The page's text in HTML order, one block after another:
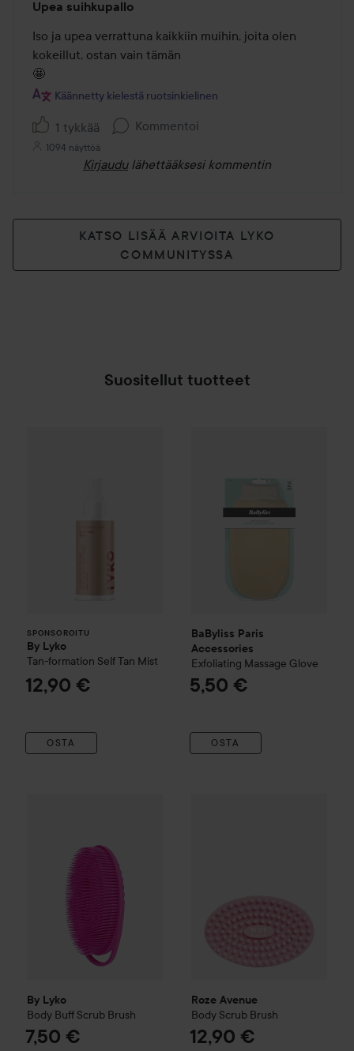
5
/
5
Upea suihkupallo
Iso ja upea verrattuna kaikkiin muihin, joita olen
kokeillut, ostan vain tämän
🤩
Käännetty kielestä ruotsinkielinen
1 tykkää Kommentoi
1094 näyttöä
Kirjaudu lähettääksesi kommentin
KATSO LISÄÄ ARVIOITA LYKO
COMMUNITYSSA
Suositellut tuotteet
SPONSOROITU
By Lyko
Tan-formation Self Tan Mist
12,90 €
OSTA
BaByliss Paris
Accessories
Exfoliating Massage Glove
5,50 €
OSTA
By Lyko
Body Buff Scrub Brush
7,50 €
Roze Avenue
Body Scrub Brush
12,90 €